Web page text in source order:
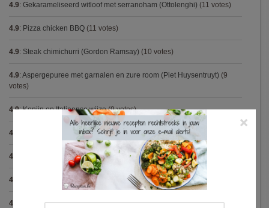
4.9: Gekarameliseerd witloof met serranoham (Ottolenghi) (11 votes)
4.9: Pizza chicken BBQ (11 votes)
4.9: Steak chimichurri (Gordon Ramsay) (10 votes)
4.9: Aspergepuree met garnalen en zure room (Piet Huysentruyt) (9
votes)
4.9:Konijn op Italiaanse wijze(9 votes)
4.9 (8 votes)
4.9 Courgette carbonara(8 votes)
4.9 Aziatische preisoep(7 votes)
4.9 Fricassee van konijn (Gordon Ramsay)(7 votes)
×